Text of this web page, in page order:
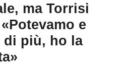
ma Torrisi
e
di più, ho la